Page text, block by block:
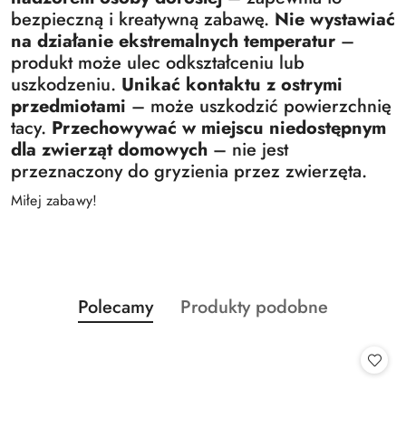
bezpieczną i kreatywną zabawę. Nie wystawiać
na działanie ekstremalnych temperatur –
produkt może ulec odkształceniu lub
uszkodzeniu. Unikać kontaktu z ostrymi
przedmiotami – może uszkodzić powierzchnię
tacy. Przechowywać w miejscu niedostępnym
dla zwierząt domowych – nie jest
przeznaczony do gryzienia przez zwierzęta.
Miłej zabawy!
Pomiń karuzelę produktów
Produkty
o
Polecamy
Produkty
Produkty podobne